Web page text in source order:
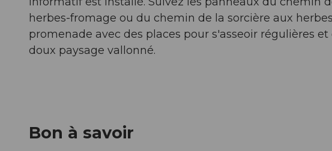
herbes-fromage ou du chemin de la sorcière aux
promenade avec des places pour s'asseoir régulières
doux paysage vallonné.
Bon à savoir